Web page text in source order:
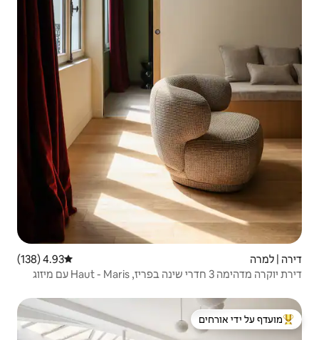
דירת יוקרה מדהימה 3 חדרי שינה בפריז, Haut - Maris עם מיזוג
ידי אורחים